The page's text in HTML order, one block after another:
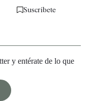
Suscríbete
y entérate de lo que